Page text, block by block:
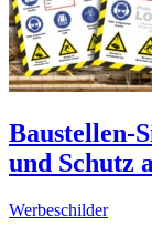
Baustellen-
und Schutz
Werbeschilder